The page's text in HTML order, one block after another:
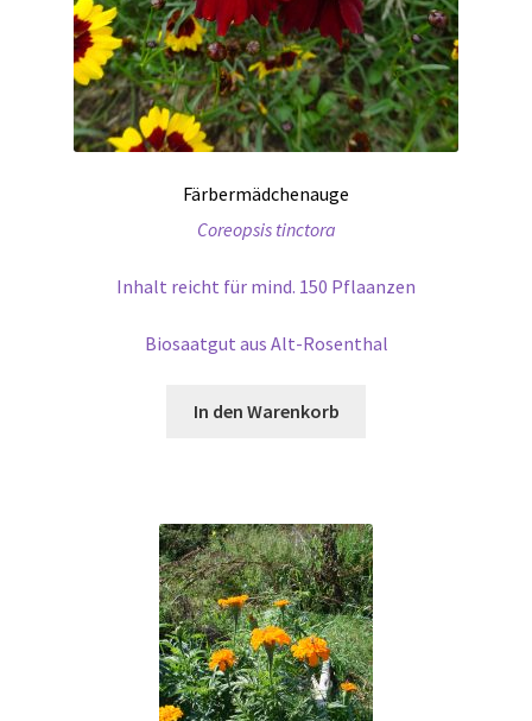
Färbermädchenauge
Coreopsis tinctora
Inhalt reicht für mind. 150 Pflaanzen
Biosaatgut aus Alt-Rosenthal
In den Warenkorb